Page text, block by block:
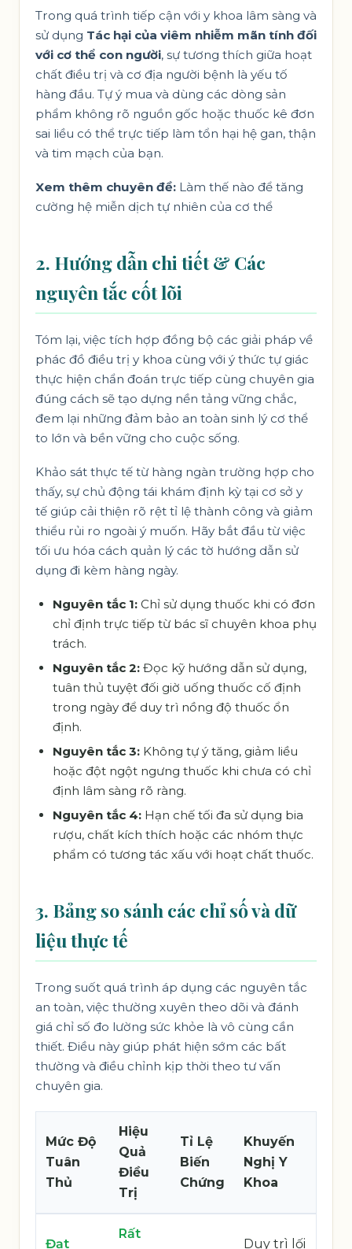
Trong quá trình tiếp cận với y khoa lâm sàng và
sử dụng Tác hại của viêm nhiễm mãn tính đối
với cơ thể con người, sự tương thích giữa hoạt
chất điều trị và cơ địa người bệnh là yếu tố
hàng đầu. Tự ý mua và dùng các dòng sản
phẩm không rõ nguồn gốc hoặc thuốc kê đơn
sai liều có thể trực tiếp làm tổn hại hệ gan, thận
và tim mạch của bạn.
Xem thêm chuyên đề: Làm thế nào để tăng
cường hệ miễn dịch tự nhiên của cơ thể
2. Hướng dẫn chi tiết & Các
nguyên tắc cốt lõi
Tóm lại, việc tích hợp đồng bộ các giải pháp về
phác đồ điều trị y khoa cùng với ý thức tự giác
thực hiện chẩn đoán trực tiếp cùng chuyên gia
đúng cách sẽ tạo dựng nền tảng vững chắc,
đem lại những đảm bảo an toàn sinh lý cơ thể
to lớn và bền vững cho cuộc sống.
Khảo sát thực tế từ hàng ngàn trường hợp cho
thấy, sự chủ động tái khám định kỳ tại cơ sở y
tế giúp cải thiện rõ rệt tỉ lệ thành công và giảm
thiểu rủi ro ngoài ý muốn. Hãy bắt đầu từ việc
tối ưu hóa cách quản lý các tờ hướng dẫn sử
dụng đi kèm hàng ngày.
Nguyên tắc 1: Chỉ sử dụng thuốc khi có đơn
chỉ định trực tiếp từ bác sĩ chuyên khoa phụ
trách.
Nguyên tắc 2: Đọc kỹ hướng dẫn sử dụng,
tuân thủ tuyệt đối giờ uống thuốc cố định
trong ngày để duy trì nồng độ thuốc ổn
định.
Nguyên tắc 3: Không tự ý tăng, giảm liều
hoặc đột ngột ngưng thuốc khi chưa có chỉ
định lâm sàng rõ ràng.
Nguyên tắc 4: Hạn chế tối đa sử dụng bia
rượu, chất kích thích hoặc các nhóm thực
phẩm có tương tác xấu với hoạt chất thuốc.
3. Bảng so sánh các chỉ số và dữ
liệu thực tế
Trong suốt quá trình áp dụng các nguyên tắc
an toàn, việc thường xuyên theo dõi và đánh
giá chỉ số đo lường sức khỏe là vô cùng cần
thiết. Điều này giúp phát hiện sớm các bất
thường và điều chỉnh kịp thời theo tư vấn
chuyên gia.
Mức Độ
Tuân
Thủ
Hiệu
Quả
Điều
Trị
Tỉ Lệ
Biến
Chứng
Khuyến
Nghị Y
Khoa
Đạt
Rất
Duy trì lối